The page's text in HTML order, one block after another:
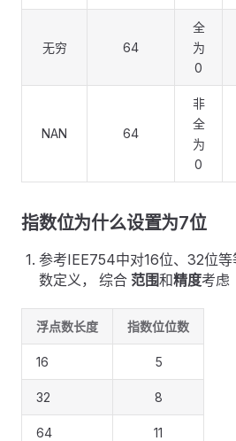
无穷 64
全
为
0
NAN 64
非
全
为
0
指数位为什么设置为7位
参考IEE754中对16位、32位
数定义， 综合 范围和精度考虑
浮点数长度 指数位位数
16 5
32 8
64 11